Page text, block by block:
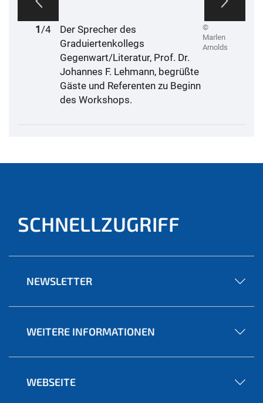
1 /4
Der Sprecher des
Graduiertenkollegs
Gegenwart/Literatur, Prof. Dr.
Johannes F. Lehmann, begrüßte
Gäste und Referenten zu Beginn
des Workshops.
©
Marlen
Arnolds
2
3
4
SCHNELLZUGRIFF
NEWSLETTER
WEITERE INFORMATIONEN
WEBSEITE